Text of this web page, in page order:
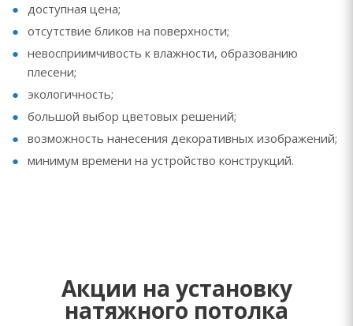
доступная цена;
отсутствие бликов на поверхности;
невосприимчивость к влажности, образованию
плесени;
экологичность;
большой выбор цветовых решений;
возможность нанесения декоративных изображений;
минимум времени на устройство конструкций.
Акции на установку
натяжного потолка